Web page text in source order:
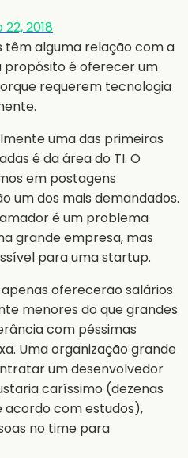
22, 2018
alguma relação com a
propósito é oferecer um
requerem tecnologia
uma das primeiras
é da área do TI. O
em postagens
um dos mais demandados.
é um problema
grande empresa, mas
para uma startup.
oferecerão salários
menores do que grandes
com péssimas
Uma organização grande
um desenvolvedor
caríssimo (dezenas
acordo com estudos),
no time para